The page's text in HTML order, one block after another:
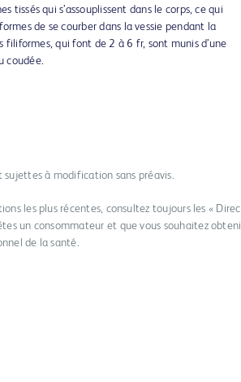
tissés qui s’assouplissent dans le corps, ce qui
de se courber dans la vessie pendant la
filiformes, qui font de 2 à 6 fr, sont munis d’une
coudée.
sujettes à modification sans préavis.
les plus récentes, consultez toujours les «
un consommateur et que vous souhaitez
de la santé.